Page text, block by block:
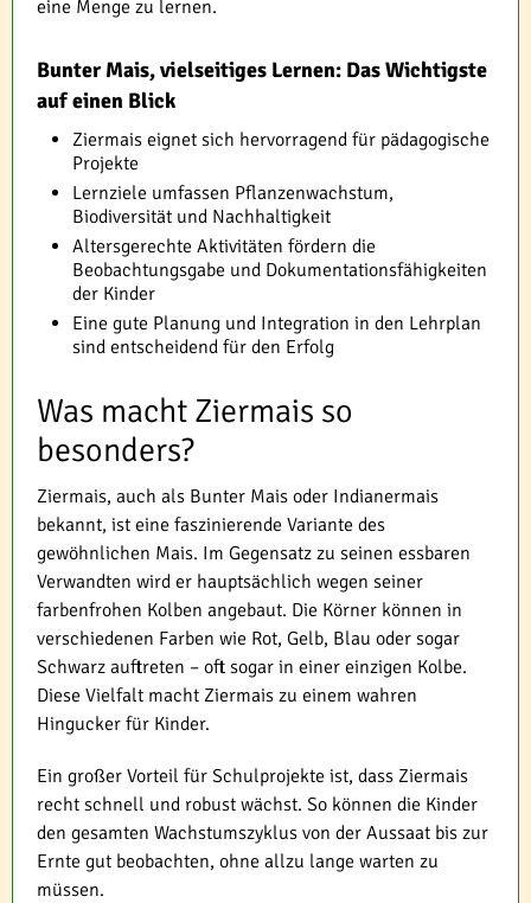
eine Menge zu lernen.
Bunter Mais, vielseitiges Lernen: Das Wichtigste
auf einen Blick
Ziermais eignet sich hervorragend für pädagogische
Projekte
Lernziele umfassen Pflanzenwachstum,
Biodiversität und Nachhaltigkeit
Altersgerechte Aktivitäten fördern die
Beobachtungsgabe und Dokumentationsfähigkeiten
der Kinder
Eine gute Planung und Integration in den Lehrplan
sind entscheidend für den Erfolg
Was macht Ziermais so
besonders?
Ziermais, auch als Bunter Mais oder Indianermais
bekannt, ist eine faszinierende Variante des
gewöhnlichen Mais. Im Gegensatz zu seinen essbaren
Verwandten wird er hauptsächlich wegen seiner
farbenfrohen Kolben angebaut. Die Körner können in
verschiedenen Farben wie Rot, Gelb, Blau oder sogar
Schwarz auftreten – oft sogar in einer einzigen Kolbe.
Diese Vielfalt macht Ziermais zu einem wahren
Hingucker für Kinder.
Ein großer Vorteil für Schulprojekte ist, dass Ziermais
recht schnell und robust wächst. So können die Kinder
den gesamten Wachstumszyklus von der Aussaat bis zur
Ernte gut beobachten, ohne allzu lange warten zu
müssen.